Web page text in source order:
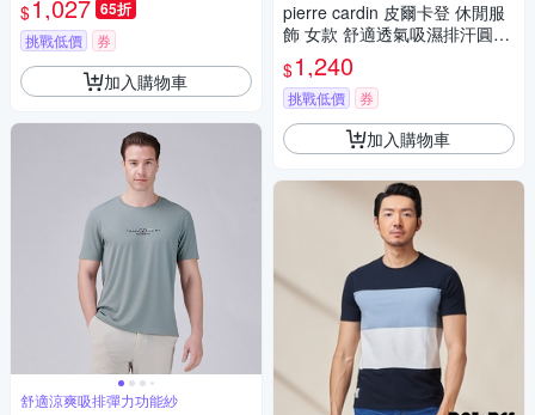
牌
$1,027 65折
挑戰低價 券
加入購物車
舒適涼爽吸排彈力功能紗
pierre cardin 皮爾卡登 休閒服
飾 女款 舒適透氣吸濕排汗圓領
短袖T恤-白色(6267280-90)
$1,240
挑戰低價 券
加入購物車